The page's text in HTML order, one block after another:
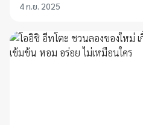
4 ก.ย. 2025